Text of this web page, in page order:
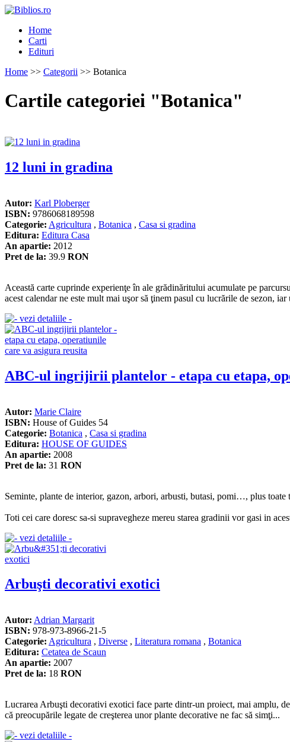
Home
Carti
Edituri
Home >> Categorii >> Botanica
Cartile categoriei "Botanica"
12 luni in gradina
Autor: Karl Ploberger
ISBN: 9786068189598
Categorie: Agricultura , Botanica , Casa si gradina
Editura: Editura Casa
An apartie: 2012
Pret de la: 39.9 RON
Această carte cuprinde experienţe în ale grădinăritului acumulate pe
acest calendar ne este mult mai uşor să ţinem pasul cu lucrările de sezon,
ABC-ul ingrijirii plantelor - etapa cu etapa,
Autor: Marie Claire
ISBN: House of Guides 54
Categorie: Botanica , Casa si gradina
Editura: HOUSE OF GUIDES
An apartie: 2008
Pret de la: 31 RON
Seminte, plante de interior, gazon, arbori, arbusti, butasi, pomi…, plus
Toti cei care doresc sa-si supravegheze mereu starea gradinii vor gasi in
Arbuşti decorativi exotici
Autor: Adrian Margarit
ISBN: 978-973-8966-21-5
Categorie: Agricultura , Diverse , Literatura romana , Botanica
Editura: Cetatea de Scaun
An apartie: 2007
Pret de la: 18 RON
Lucrarea Arbuşti decorativi exotici face parte dintr-un proiect, mai amplu,
că preocupările legate de creşterea unor plante decorative ne fac să simţi...